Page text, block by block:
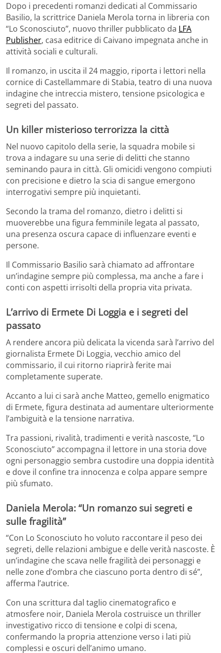
Dopo i precedenti romanzi dedicati al Commissario
Basilio, la scrittrice Daniela Merola torna in libreria con
“Lo Sconosciuto”, nuovo thriller pubblicato da LFA
Publisher, casa editrice di Caivano impegnata anche in
attività sociali e culturali.
Il romanzo, in uscita il 24 maggio, riporta i lettori nella
cornice di Castellammare di Stabia, teatro di una nuova
indagine che intreccia mistero, tensione psicologica e
segreti del passato.
Un killer misterioso terrorizza la città
Nel nuovo capitolo della serie, la squadra mobile si
trova a indagare su una serie di delitti che stanno
seminando paura in città. Gli omicidi vengono compiuti
con precisione e dietro la scia di sangue emergono
interrogativi sempre più inquietanti.
Secondo la trama del romanzo, dietro i delitti si
muoverebbe una figura femminile legata al passato,
una presenza oscura capace di influenzare eventi e
persone.
Il Commissario Basilio sarà chiamato ad affrontare
un’indagine sempre più complessa, ma anche a fare i
conti con aspetti irrisolti della propria vita privata.
L’arrivo di Ermete Di Loggia e i segreti del
passato
A rendere ancora più delicata la vicenda sarà l’arrivo del
giornalista Ermete Di Loggia, vecchio amico del
commissario, il cui ritorno riaprirà ferite mai
completamente superate.
Accanto a lui ci sarà anche Matteo, gemello enigmatico
di Ermete, figura destinata ad aumentare ulteriormente
l’ambiguità e la tensione narrativa.
Tra passioni, rivalità, tradimenti e verità nascoste, “Lo
Sconosciuto” accompagna il lettore in una storia dove
ogni personaggio sembra custodire una doppia identità
e dove il confine tra innocenza e colpa appare sempre
più sfumato.
Daniela Merola: “Un romanzo sui segreti e
sulle fragilità”
“Con Lo Sconosciuto ho voluto raccontare il peso dei
segreti, delle relazioni ambigue e delle verità nascoste. È
un’indagine che scava nelle fragilità dei personaggi e
nelle zone d’ombra che ciascuno porta dentro di sé”,
afferma l’autrice.
Con una scrittura dal taglio cinematografico e
atmosfere noir, Daniela Merola costruisce un thriller
investigativo ricco di tensione e colpi di scena,
confermando la propria attenzione verso i lati più
complessi e oscuri dell’animo umano.